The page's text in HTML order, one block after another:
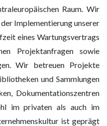
Raum. Wir
Implementierung unserer
eines Wartungsvertrags
Projektanfragen sowie
Wir betreuen Projekte
und Sammlungen
Dokumentationszentren
im privaten als auch im
ist geprägt